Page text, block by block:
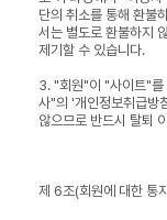
단의 취소를 통해 환불
서는 별도로 환불하지
제기할 수 있습니다.
3. "회원"이 "사이트"를
사"의 '개인정보취급방
않으므로 반드시 탈퇴
제 6조(회원에 대한 통